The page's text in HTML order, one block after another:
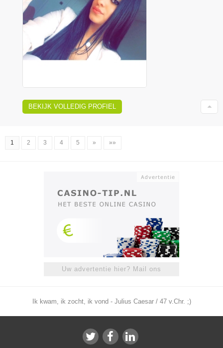
BEKIJK VOLLEDIG PROFIEL
1 2 3 4 5 » »»
Uw advertentie hier? Mail ons
Ik kwam, ik zocht, ik vond - Julius Caesar / 47 v.Chr. ;)